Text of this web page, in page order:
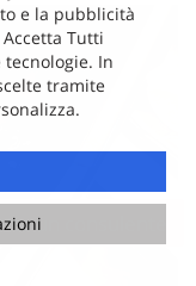
un consulente
e la pubblicità
Tutti
In
tramite